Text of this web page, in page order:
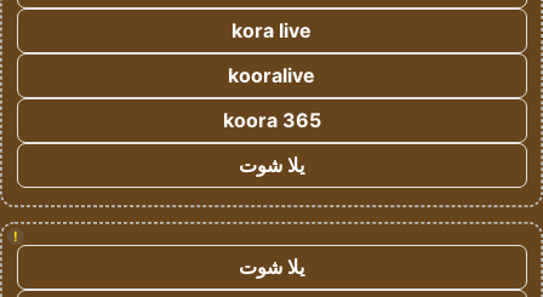
kora live
kooralive
koora 365
يلا شوت
!
يلا شوت